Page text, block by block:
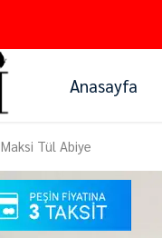
Anasayfa
Maksi Tül Abiye